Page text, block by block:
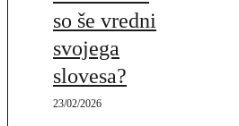
so še vredni
svojega
slovesa?
23/02/2026